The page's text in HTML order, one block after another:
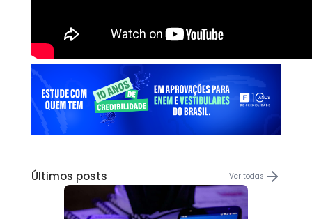
Últimos posts Ver todas